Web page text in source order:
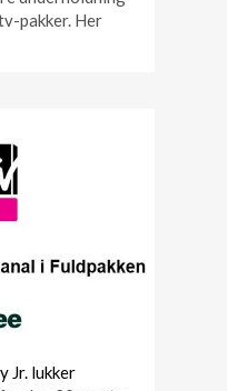
pakker. Her
Jr. lukker